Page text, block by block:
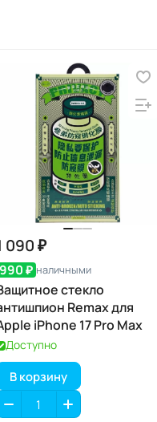
090 ₽
990 ₽ наличными
стекло
Remax для
iPhone 17 Pro Max
Доступно
В корзину